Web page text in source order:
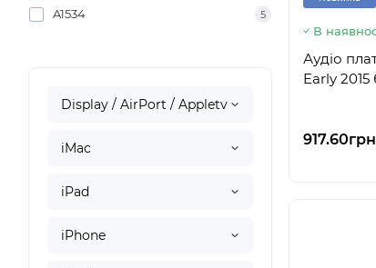
A1534 5
Display / AirPort / Appletv
iMac
iPad
iPhone
В
Аудіо
Early